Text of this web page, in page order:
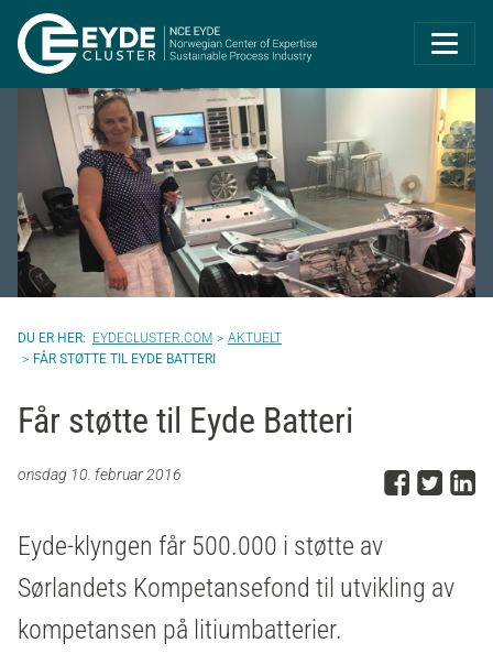
Eyde-Cluster |
EYDECLUSTER.COM
AKTUELT
FÅR STØTTE TIL EYDE BATTERI
Får støtte til Eyde Batteri
onsdag 10. februar 2016 DelDel
Eyde-klyngen får 500.000 i støtte av
Sørlandets Kompetansefond til utvikling av
kompetansen på litiumbatterier.